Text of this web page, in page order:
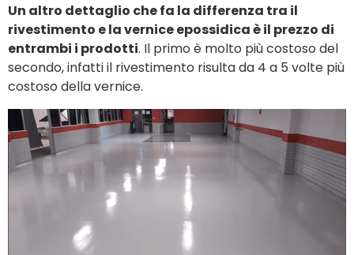
Un altro dettaglio che fa la differenza tra il
rivestimento e la vernice epossidica è il prezzo di
entrambi i prodotti. Il primo è molto più costoso del
secondo, infatti il rivestimento risulta da 4 a 5 volte più
costoso della vernice.